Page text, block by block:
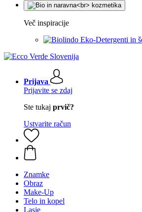
Več inspiracije
Eko-Detergenti in
Prijava
Prijavite se zdaj
Ste tukaj prvič?
Ustvarite račun
Znamke
Obraz
Make-Up
Telo in kopel
Lasje